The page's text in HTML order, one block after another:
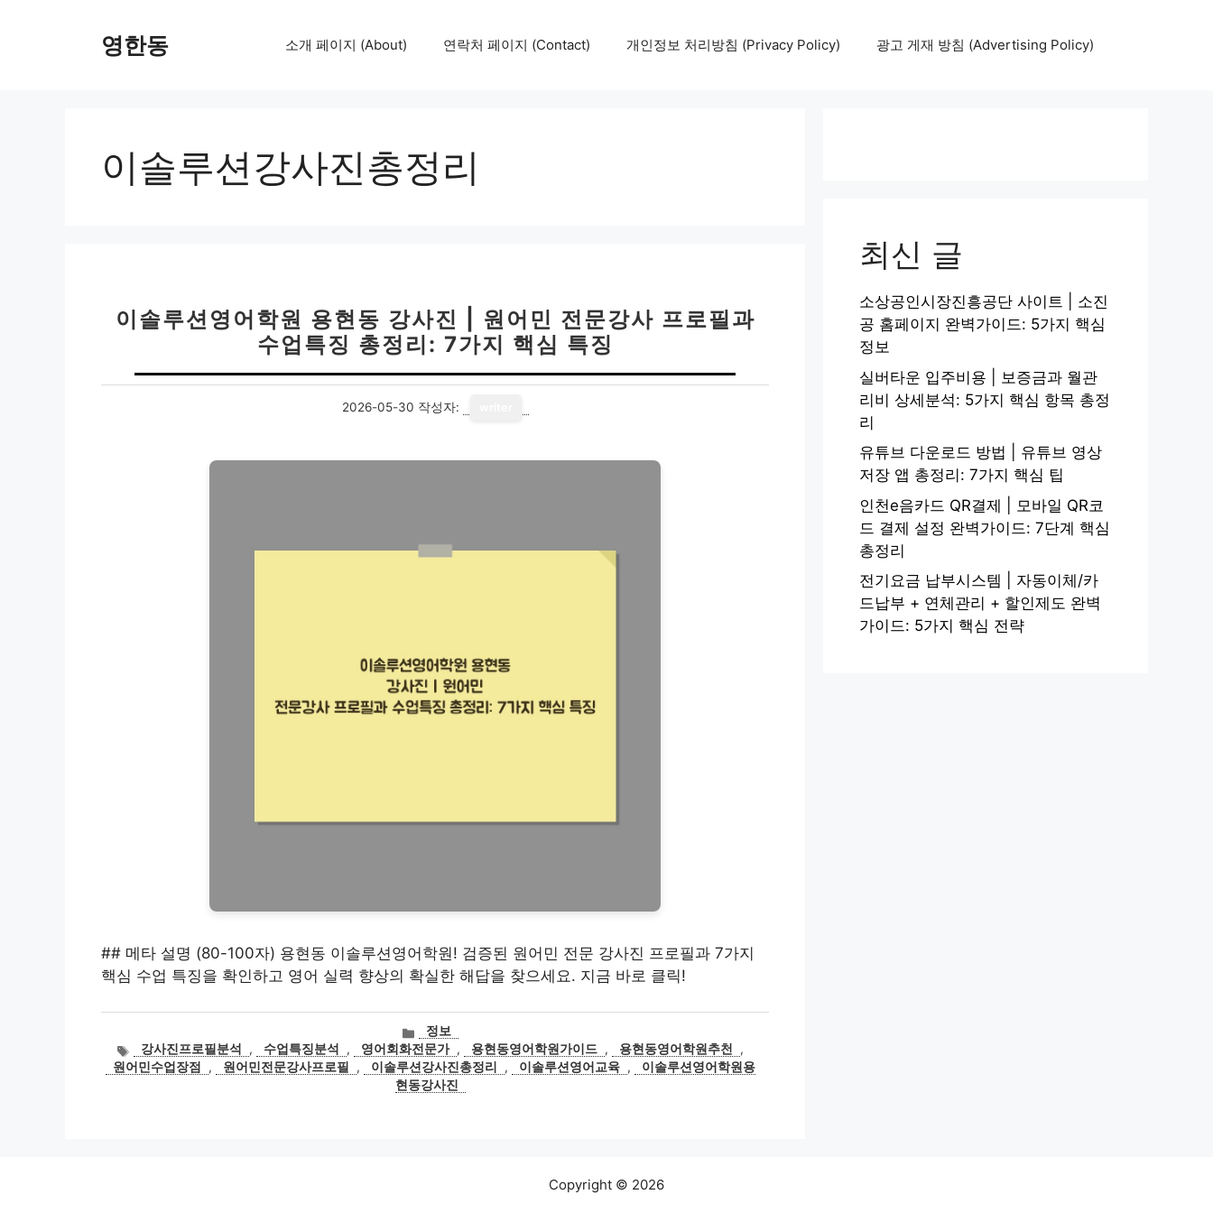
영한동 소개 페이지 (About) 연락처 페이지 (Contact) 개인정보 처리방침 (Privacy Policy) 광고 게재 방침 (Advertising Policy)
이솔루션강사진총정리
이솔루션영어학원 용현동 강사진 | 원어민 전문강사 프로필과
수업특징 총정리: 7가지 핵심 특징
2026-05-30 작성자:
## 메타 설명 (80-100자) 용현동 이솔루션영어학원! 검증된 원어민 전문 강사진 프로필과 7가지
핵심 수업 특징을 확인하고 영어 실력 향상의 확실한 해답을 찾으세요. 지금 바로 클릭!
카
테
고
리
정보
태
그
강사진프로필분석 , 수업특징분석 , 영어회화전문가 , 용현동영어학원가이드 , 용현동영어학원추천
,
원어민수업장점
, 원어민전문강사프로필 , 이솔루션강사진총정리 , 이솔루션영어교육 ,
이솔루션영어학원용
현동강사진
최신 글
소상공인시장진흥공단 사이트 | 소진
공 홈페이지 완벽가이드: 5가지 핵심
정보
실버타운 입주비용 | 보증금과 월관
리비 상세분석: 5가지 핵심 항목 총정
리
유튜브 다운로드 방법 | 유튜브 영상
저장 앱 총정리: 7가지 핵심 팁
인천e음카드 QR결제 | 모바일 QR코
드 결제 설정 완벽가이드: 7단계 핵심
총정리
전기요금 납부시스템 | 자동이체/카
드납부 + 연체관리 + 할인제도 완벽
가이드: 5가지 핵심 전략
Copyright © 2026